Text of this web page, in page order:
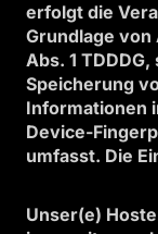
erfolgt die
Grundlage von
Abs. 1
Speicherung
Informationen
Device-
umfasst. Die
Unser(e)